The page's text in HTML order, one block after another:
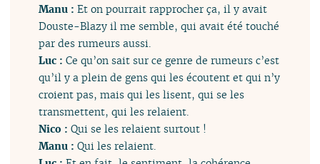
Manu :Et on pourrait rapprocher ça, il y avait
Douste-Blazy il me semble, qui avait été touché
par des rumeurs aussi.
Luc :Ce qu’on sait sur ce genre de rumeurs c’est
qu’il y a plein de gens qui les écoutent et qui n’y
croient pas, mais qui les lisent, qui se les
transmettent, qui les relaient.
Nico :Qui se les relaient surtout !
Manu :Qui les relaient.